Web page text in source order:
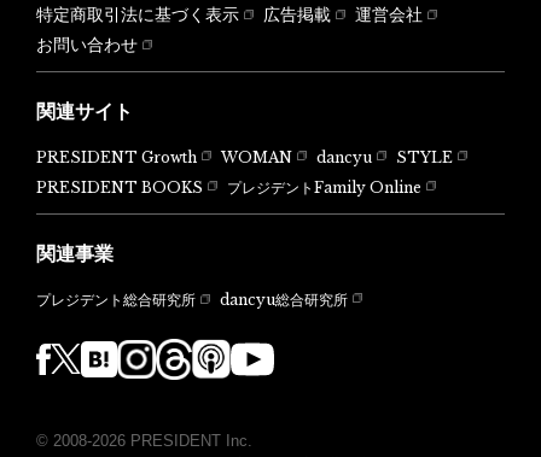
特定商取引法に基づく表示
広告掲載
運営会社
お問い合わせ
関連サイト
PRESIDENT Growth WOMAN dancyu
STYLE
PRESIDENT BOOKS
プレジデントFamily Online
関連事業
プレジデント総合研究所 dancyu総合研究所
© 2008-2026 PRESIDENT Inc.